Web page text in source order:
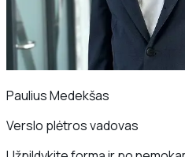
Paulius Medekšas
Verslo plėtros vadovas